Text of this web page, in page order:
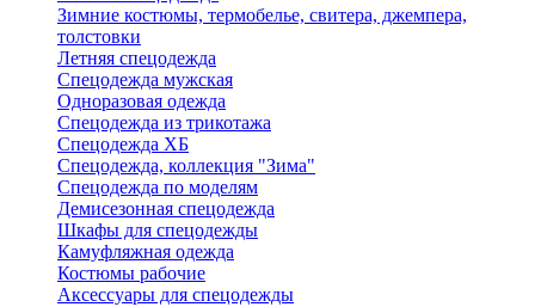
Зимние костюмы, термобелье, свитера, джемпера,
толстовки
Летняя спецодежда
Спецодежда мужская
Одноразовая одежда
Спецодежда из трикотажа
Спецодежда ХБ
Спецодежда, коллекция "Зима"
Спецодежда по моделям
Демисезонная спецодежда
Шкафы для спецодежды
Камуфляжная одежда
Костюмы рабочие
Аксессуары для спецодежды